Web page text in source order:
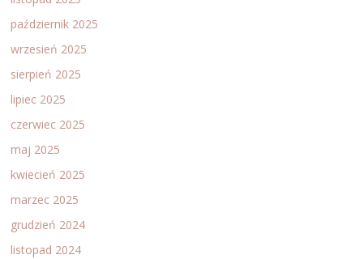
październik 2025
wrzesień 2025
sierpień 2025
lipiec 2025
czerwiec 2025
maj 2025
kwiecień 2025
marzec 2025
grudzień 2024
listopad 2024